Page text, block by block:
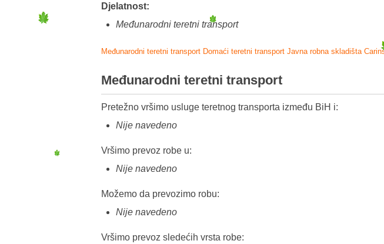
Djelatnost:
Međunarodni teretni transport
Međunarodni teretni transport Domaći teretni transport Javna robna skladišta
Međunarodni teretni transport
Pretežno vršimo usluge teretnog transporta između BiH i:
Nije navedeno
Vršimo prevoz robe u:
Nije navedeno
Možemo da prevozimo robu:
Nije navedeno
Vršimo prevoz sledećih vrsta robe: